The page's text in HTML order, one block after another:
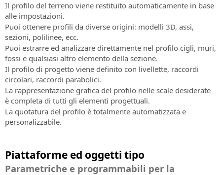
Il profilo del terreno viene restituito automaticamente in base
alle impostazioni.
Puoi ottenere profili da diverse origini: modelli 3D, assi,
sezioni, polilinee, ecc.
Puoi estrarre ed analizzare direttamente nel profilo cigli, muri,
fossi e qualsiasi altro elemento della sezione.
Il profilo di progetto viene definito con livellette, raccordi
circolari, raccordi parabolici.
La rappresentazione grafica del profilo nelle scale desiderate
è completa di tutti gli elementi progettuali.
La quotatura del profilo è totalmente automatizzata e
personalizzabile.
Piattaforme ed oggetti tipo
Parametriche e programmabili per la